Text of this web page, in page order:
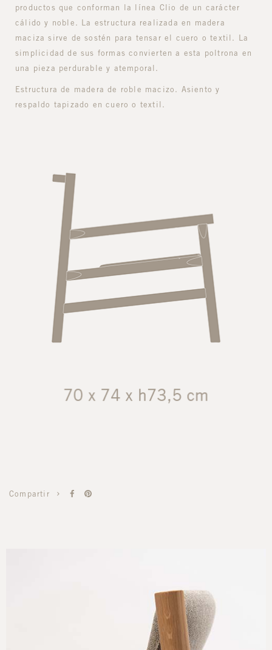
productos que conforman la línea Clio de un carácter
cálido y noble. La estructura realizada en madera
maciza sirve de sostén para tensar el cuero o textil. La
simplicidad de sus formas convierten a esta poltrona en
una pieza perdurable y atemporal.
Estructura de madera de roble macizo. Asiento y
respaldo tapizado en cuero o textil.
Compartir